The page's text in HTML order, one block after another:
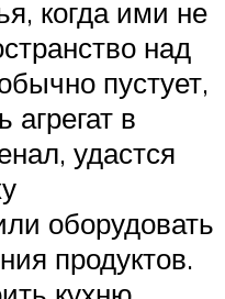
когда ими не
над
пустует,
агрегат в
удастся
оборудовать
продуктов.